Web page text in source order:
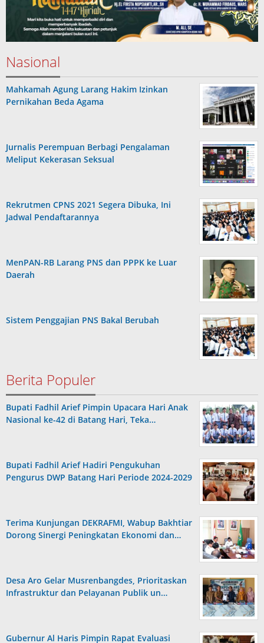
Nasional
Mahkamah Agung Larang Hakim Izinkan
Pernikahan Beda Agama
Jurnalis Perempuan Berbagi Pengalaman
Meliput Kekerasan Seksual
Rekrutmen CPNS 2021 Segera Dibuka, Ini
Jadwal Pendaftarannya
MenPAN-RB Larang PNS dan PPPK ke Luar
Daerah
Sistem Penggajian PNS Bakal Berubah
Berita Populer
Bupati Fadhil Arief Pimpin Upacara Hari Anak
Nasional ke-42 di Batang Hari, Teka…
Bupati Fadhil Arief Hadiri Pengukuhan
Pengurus DWP Batang Hari Periode 2024-2029
Terima Kunjungan DEKRAFMI, Wabup Bakhtiar
Dorong Sinergi Peningkatan Ekonomi dan…
Desa Aro Gelar Musrenbangdes, Prioritaskan
Infrastruktur dan Pelayanan Publik un…
Gubernur Al Haris Pimpin Rapat Evaluasi